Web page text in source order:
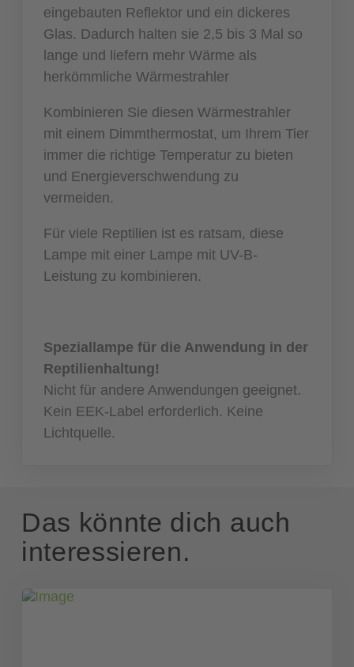
eingebauten Reflektor und ein dickeres
Glas. Dadurch halten sie 2,5 bis 3 Mal so
lange und liefern mehr Wärme als
herkömmliche Wärmestrahler
Kombinieren Sie diesen Wärmestrahler
mit einem Dimmthermostat, um Ihrem Tier
immer die richtige Temperatur zu bieten
und Energieverschwendung zu
vermeiden.
Für viele Reptilien ist es ratsam, diese
Lampe mit einer Lampe mit UV-B-
Leistung zu kombinieren.
Speziallampe für die Anwendung in der
Reptilienhaltung!
Nicht für andere Anwendungen geeignet.
Kein EEK-Label erforderlich. Keine
Lichtquelle.
Das könnte dich auch
interessieren.